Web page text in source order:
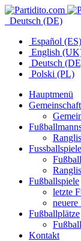
Deutsch (DE)
Español (ES)
English
Deutsch
Polski (PL)
Hauptmenü
Gemeinschaft
Fußballspiele
letzte
Fußballplätze
Kontakt